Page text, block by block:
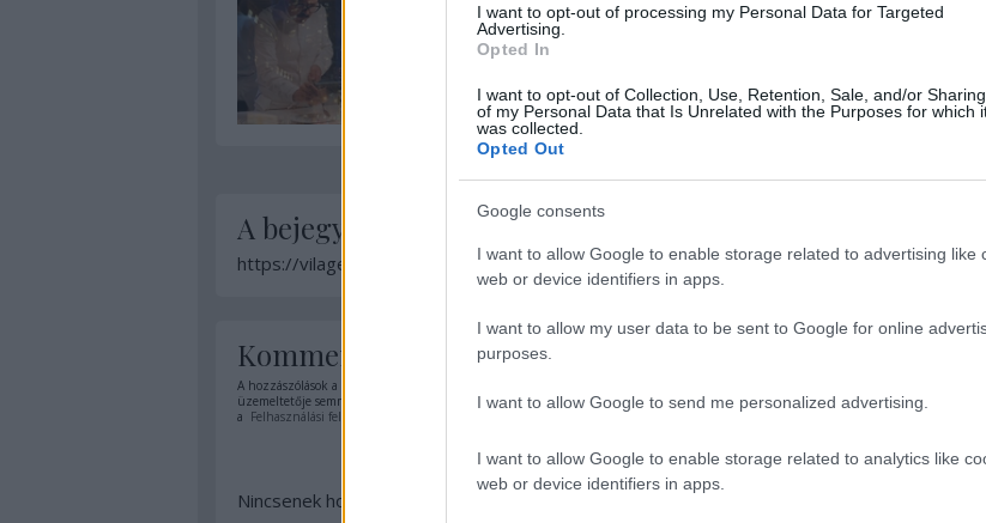
I want to opt-out of processing my Personal Data for Targeted
Advertising.
Opted In
I want to opt-out of Collection, Use, Retention, Sale, and/or Sharing
of my Personal Data that Is Unrelated with the Purposes for which
was collected.
Opted Out
Google consents
I want to allow Google to enable storage related to advertising like
web or device identifiers in apps.
I want to allow my user data to be sent to Google for online
purposes.
I want to allow Google to send me personalized advertising.
I want to allow Google to enable storage related to analytics like
web or device identifiers in apps.
A bejegyzés trackback címe:
https://vilagevo.hu/api/trackback/id/13710612
Kommentek:
A hozzászólások a
üzemeltetője semmilyen felelősséget nem vállal, azokat nem ellenőrzi. Kifogás esetén forduljon a blog szerkesztőjéhez. Részletek
a Felhasználási feltételekben
Nincsenek hozzászólások.